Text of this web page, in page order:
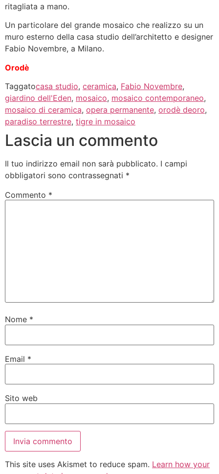
ritagliata a mano.
Un particolare del grande mosaico che realizzo su un
muro esterno della casa studio dell’architetto e designer
Fabio Novembre, a Milano.
Orodè
Taggatocasa studio, ceramica, Fabio Novembre,
giardino dell'Eden, mosaico, mosaico contemporaneo,
mosaico di ceramica, opera permanente, orodè deoro,
paradiso terrestre, tigre in mosaico
Lascia un commento
Il tuo indirizzo email non sarà pubblicato. I campi
obbligatori sono contrassegnati *
Commento *
Nome *
Email *
Sito web
This site uses Akismet to reduce spam. Learn how your